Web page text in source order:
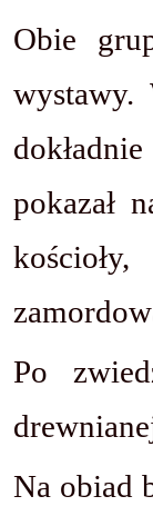
Obie
wystawy.
pokazał
Po
Na obiad